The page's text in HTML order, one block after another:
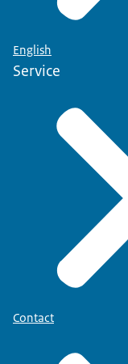
English
Service
Contact